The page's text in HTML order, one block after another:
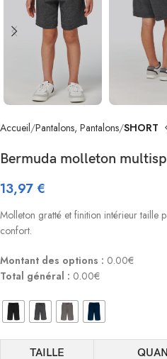
Accueil Pantalons, Pantalons SHORT
Bermuda molleton
13,97 €
Molleton gratté et finition intérieur taille
confort.
Montant des options : 0.00€
Total général : 0.00€
TAILLE